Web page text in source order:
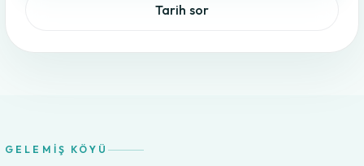
Tarih sor
GELEMIŞ KÖYÜ